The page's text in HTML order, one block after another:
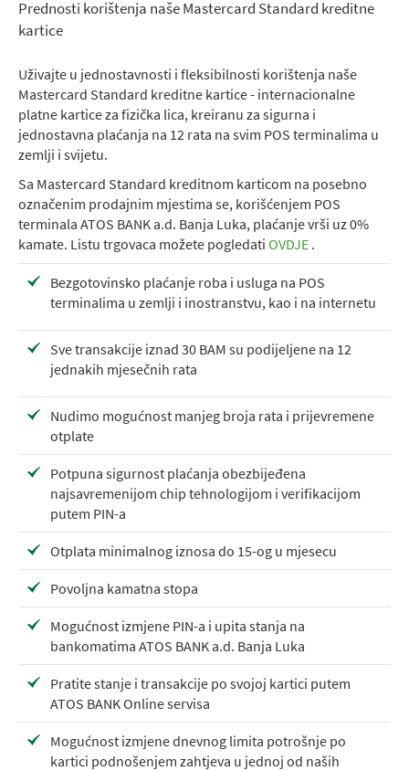
Prednosti korištenja naše Mastercard Standard kreditne
kartice
Uživajte u jednostavnosti i fleksibilnosti korištenja naše
Mastercard Standard kreditne kartice - internacionalne
platne kartice za fizička lica, kreiranu za sigurna i
jednostavna plaćanja na 12 rata na svim POS terminalima u
zemlji i svijetu.
Sa Mastercard Standard kreditnom karticom na posebno
označenim prodajnim mjestima se, korišćenjem POS
terminala ATOS BANK a.d. Banja Luka, plaćanje vrši uz 0%
kamate. Listu trgovaca možete pogledati OVDJE .
Bezgotovinsko plaćanje roba i usluga na POS
terminalima u zemlji i inostranstvu, kao i na internetu
Sve transakcije iznad 30 BAM su podijeljene na 12
jednakih mjesečnih rata
Nudimo mogućnost manjeg broja rata i prijevremene
otplate
Potpuna sigurnost plaćanja obezbijeđena
najsavremenijom chip tehnologijom i verifikacijom
putem PIN-a
Otplata minimalnog iznosa do 15-og u mjesecu
Povoljna kamatna stopa
Mogućnost izmjene PIN-a i upita stanja na
bankomatima ATOS BANK a.d. Banja Luka
Pratite stanje i transakcije po svojoj kartici putem
ATOS BANK Online servisa
Mogućnost izmjene dnevnog limita potrošnje po
kartici podnošenjem zahtjeva u jednoj od naših